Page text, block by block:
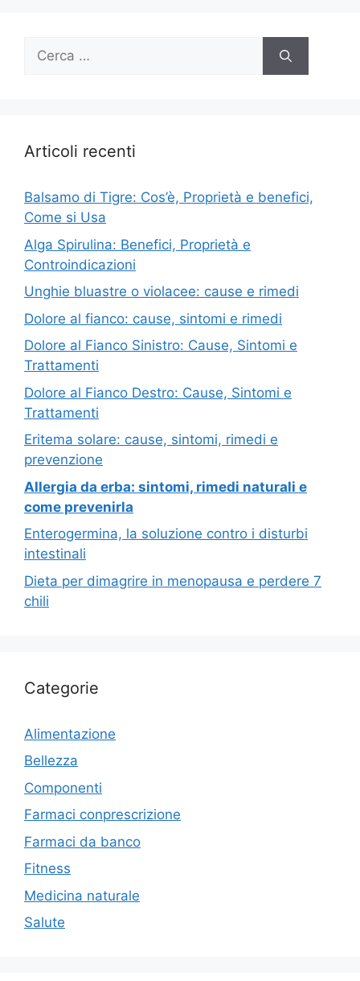
Ricerca
Articoli recenti
Balsamo di Tigre: Cos’è, Proprietà e benefici,
Come si Usa
Alga Spirulina: Benefici, Proprietà e
Controindicazioni
Unghie bluastre o violacee: cause e rimedi
Dolore al fianco: cause, sintomi e rimedi
Dolore al Fianco Sinistro: Cause, Sintomi e
Trattamenti
Dolore al Fianco Destro: Cause, Sintomi e
Trattamenti
Eritema solare: cause, sintomi, rimedi e
prevenzione
Allergia da erba: sintomi, rimedi naturali e
come prevenirla
Enterogermina, la soluzione contro i disturbi
intestinali
Dieta per dimagrire in menopausa e perdere 7
chili
Categorie
Alimentazione
Bellezza
Componenti
Farmaci conprescrizione
Farmaci da banco
Fitness
Medicina naturale
Salute